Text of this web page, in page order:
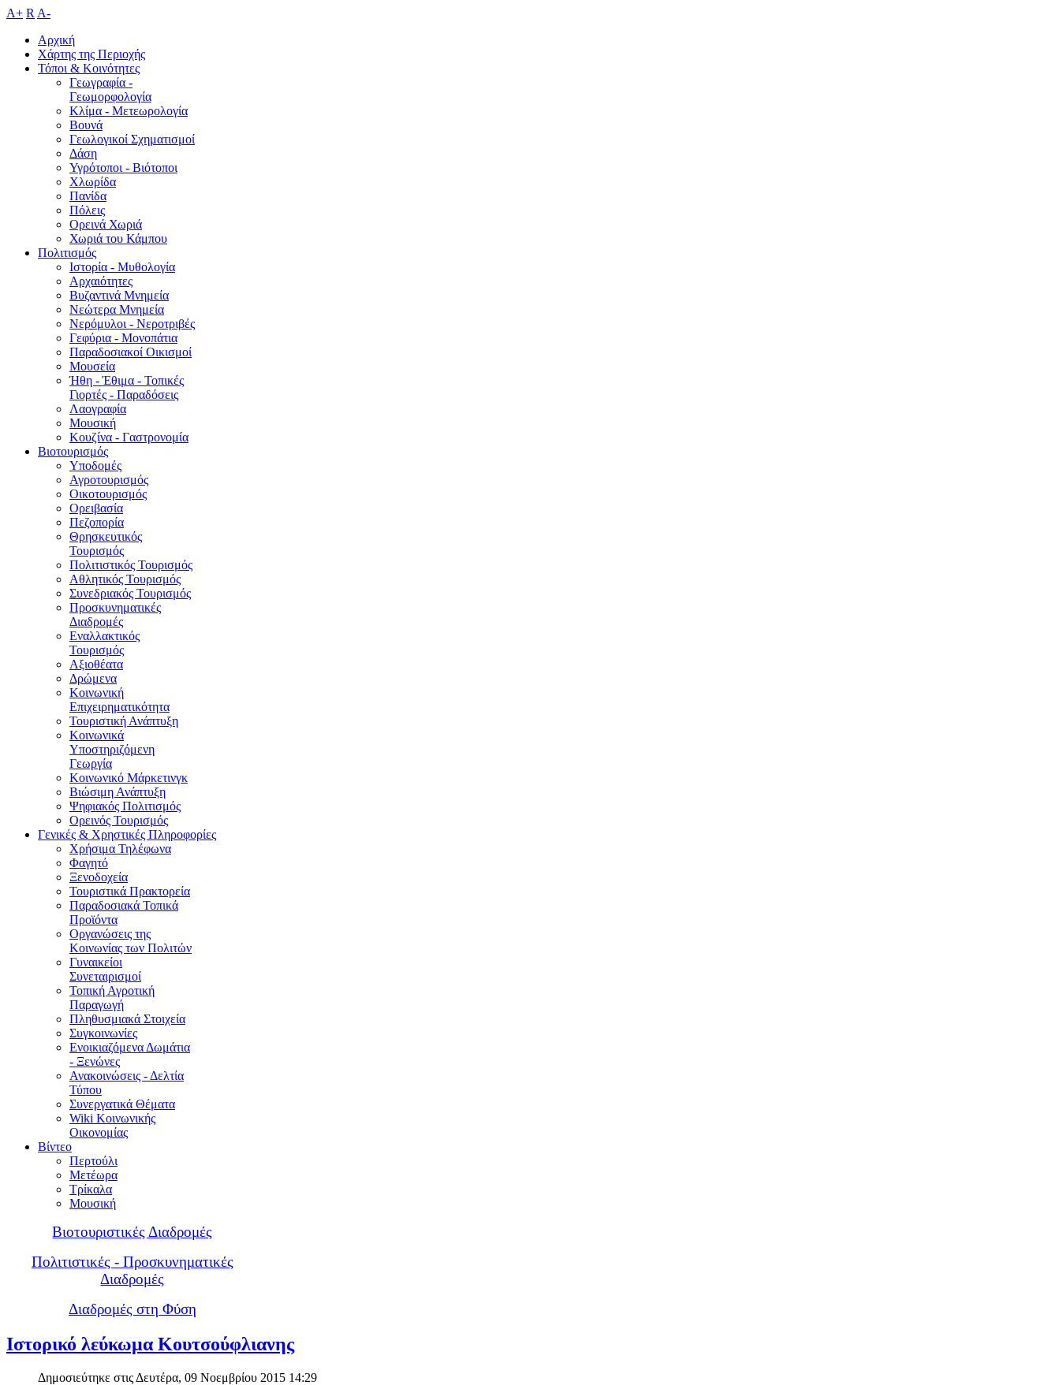
A+ R A-
Αρχική
Χάρτης της Περιοχής
Τόποι & Κοινότητες
Γεωγραφία -
Γεωμορφολογία
Κλίμα - Mετεωρολογία
Βουνά
Γεωλογικοί Σχηματισμοί
Δάση
Υγρότοποι - Βιότοποι
Χλωρίδα
Πανίδα
Πόλεις
Ορεινά Χωριά
Χωριά του Κάμπου
Πολιτισμός
Ιστορία - Μυθολογία
Αρχαιότητες
Βυζαντινά Μνημεία
Νεώτερα Μνημεία
Νερόμυλοι - Nεροτριβές
Γεφύρια - Μονοπάτια
Παραδοσιακοί Οικισμοί
Μουσεία
Ήθη - Έθιμα - Τοπικές
Γιορτές - Παραδόσεις
Λαογραφία
Μουσική
Κουζίνα - Γαστρονομία
Βιοτουρισμός
Υποδομές
Αγροτουρισμός
Οικοτουρισμός
Ορειβασία
Πεζοπορία
Θρησκευτικός
Τουρισμός
Πολιτιστικός Τουρισμός
Αθλητικός Τουρισμός
Συνεδριακός Τουρισμός
Προσκυνηματικές
Διαδρομές
Εναλλακτικός
Τουρισμός
Αξιοθέατα
Δρώμενα
Κοινωνική
Επιχειρηματικότητα
Τουριστική Ανάπτυξη
Κοινωνικά
Υποστηριζόμενη
Γεωργία
Κοινωνικό Μάρκετινγκ
Βιώσιμη Ανάπτυξη
Ψηφιακός Πολιτισμός
Ορεινός Τουρισμός
Γενικές & Χρηστικές Πληροφορίες
Χρήσιμα Τηλέφωνα
Φαγητό
Ξενοδοχεία
Τουριστικά Πρακτορεία
Παραδοσιακά Τοπικά
Προϊόντα
Οργανώσεις της
Κοινωνίας των Πολιτών
Γυναικείοι
Συνεταιρισμοί
Τοπική Αγροτική
Παραγωγή
Πληθυσμιακά Στοιχεία
Συγκοινωνίες
Ενοικιαζόμενα Δωμάτια
- Ξενώνες
Ανακοινώσεις - Δελτία
Τύπου
Συνεργατικά Θέματα
Wiki Κοινωνικής
Οικονομίας
Βίντεο
Περτούλι
Μετέωρα
Τρίκαλα
Μουσική
Βιοτουριστικές Διαδρομές
Πολιτιστικές - Προσκυνηματικές
Διαδρομές
Διαδρομές στη Φύση
Ιστορικό λεύκωμα Κουτσούφλιανης
Δημοσιεύτηκε στις Δευτέρα, 09 Νοεμβρίου 2015 14:29